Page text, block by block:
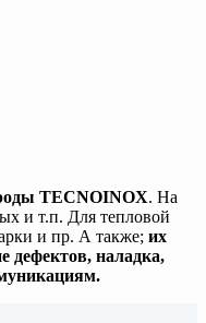
TECNOINOX. На
и т.п. Для тепловой
и пр. А также; их
дефектов, наладка,